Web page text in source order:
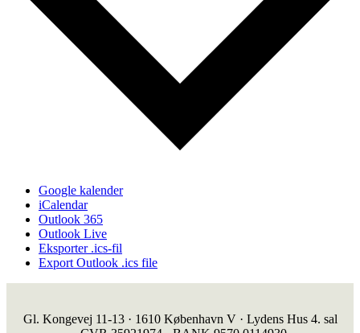
Google kalender
iCalendar
Outlook 365
Outlook Live
Eksporter .ics-fil
Export Outlook .ics file
Gl. Kongevej 11-13 · 1610 København V · Lydens Hus 4. sal